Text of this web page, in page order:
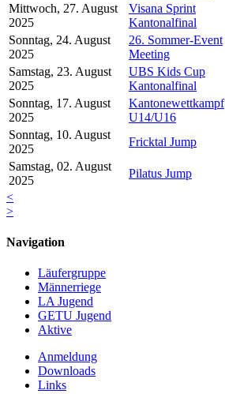
Mittwoch, 27. August
2025
Visana Sprint
Kantonalfinal
Sonntag, 24. August
2025
26. Sommer-Event
Meeting
Samstag, 23. August
2025
UBS Kids Cup
Kantonalfinal
Sonntag, 17. August
2025
Kantonewettkampf
U14/U16
Sonntag, 10. August
2025
Fricktal Jump
Samstag, 02. August
2025
Pilatus Jump
<
>
Navigation
Läufergruppe
Männerriege
LA Jugend
GETU Jugend
Aktive
Anmeldung
Downloads
Links